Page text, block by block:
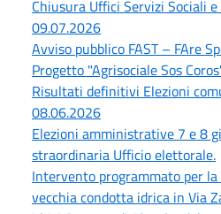
Chiusura Uffici Servizi Sociali
09.07.2026
Avviso pubblico FAST – FAre
Progetto "Agrisociale Sos
Risultati definitivi Elezioni
08.06.2026
Elezioni amministrative 7 e 8
straordinaria Ufficio elettorale.
Intervento programmato per
vecchia condotta idrica in Via